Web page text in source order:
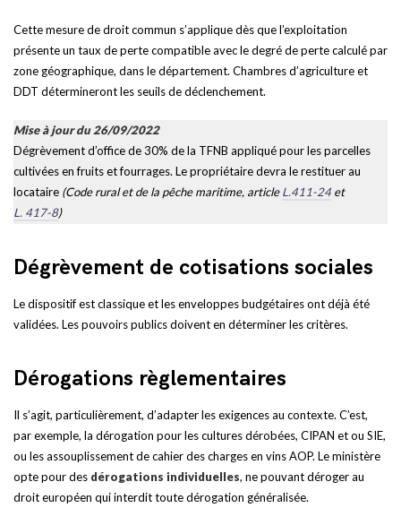
Cette mesure de droit commun s’applique dès que l’exploitation
présente un taux de perte compatible avec le degré de perte calculé par
zone géographique, dans le département. Chambres d’agriculture et
DDT détermineront les seuils de déclenchement.
Mise à jour du 26/09/2022
Dégrèvement d’office de 30% de la TFNB appliqué pour les parcelles
cultivées en fruits et fourrages. Le propriétaire devra le restituer au
locataire (Code rural et de la pêche maritime, articleL.411-24 et
L. 417-8)
Dégrèvement de cotisations sociales
Le dispositif est classique et les enveloppes budgétaires ont déjà été
validées. Les pouvoirs publics doivent en déterminer les critères.
Dérogations règlementaires
Il s’agit, particulièrement, d’adapter les exigences au contexte. C’est,
par exemple, la dérogation pour les cultures dérobées, CIPAN et ou SIE,
ou les assouplissement de cahier des charges en vins AOP. Le ministère
opte pour des dérogations individuelles, ne pouvant déroger au
droit européen qui interdit toute dérogation généralisée.